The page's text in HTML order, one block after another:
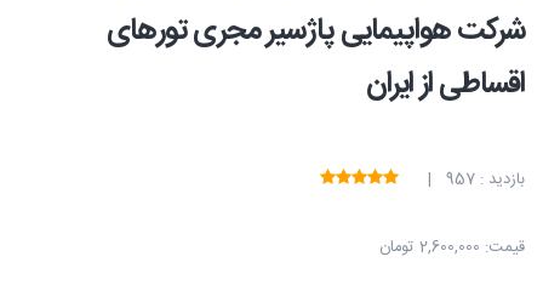
شرکت هواپیمایی پاژسیر مجری تورهای
اقساطی از ایران
بازدید : 957 |
قیمت: 2,600,000 تومان